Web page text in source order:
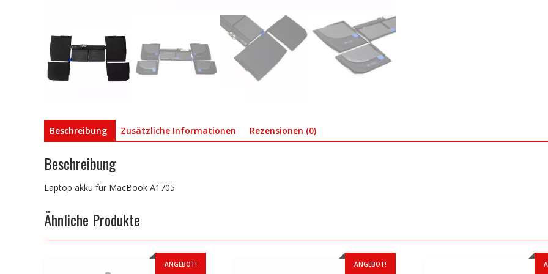
Beschreibung Zusätzliche Informationen Rezensionen (0)
Beschreibung
Laptop akku für MacBook A1705
Ähnliche Produkte
ANGEBOT! ANGEBOT!